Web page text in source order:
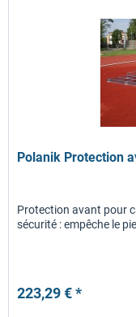
Polanik Protection
Protection avant pour
sécurité : empêche le
223,29 € *